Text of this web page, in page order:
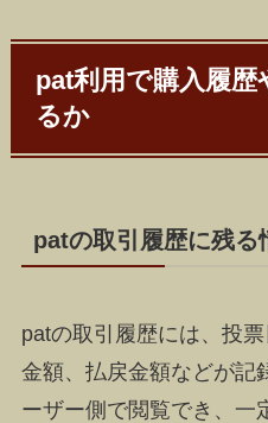
pat利用で購入履
るか
patの取引履歴に残る
patの取引履歴には、投
金額、払戻金額などが記
ーザー側で閲覧でき、一